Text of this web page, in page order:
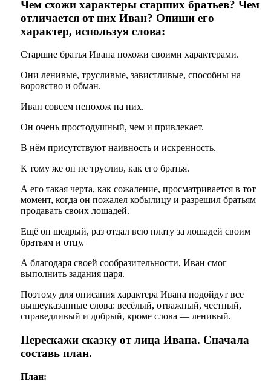
Чем схожи характеры старших братьев? Чем
отличается от них Иван? Опиши его
характер, используя слова:
Старшие братья Ивана похожи своими характерами.
Они ленивые, трусливые, завистливые, способны на
воровство и обман.
Иван совсем непохож на них.
Он очень простодушный, чем и привлекает.
В нём присутствуют наивность и искренность.
К тому же он не труслив, как его братья.
А его такая черта, как сожаление, просматривается в тот
момент, когда он пожалел кобылицу и разрешил братьям
продавать своих лошадей.
Ещё он щедрый, раз отдал всю плату за лошадей своим
братьям и отцу.
А благодаря своей сообразительности, Иван смог
выполнить задания царя.
Поэтому для описания характера Ивана подойдут все
вышеуказанные слова: весёлый, отважный, честный,
справедливый и добрый, кроме слова — ленивый.
Перескажи сказку от лица Ивана. Сначала
составь план.
План: